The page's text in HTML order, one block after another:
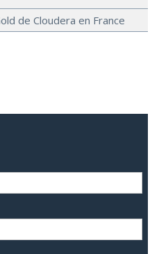
de Cloudera en France